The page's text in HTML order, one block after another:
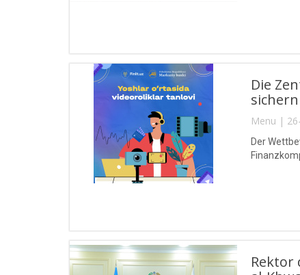
Die
Menu |
Der